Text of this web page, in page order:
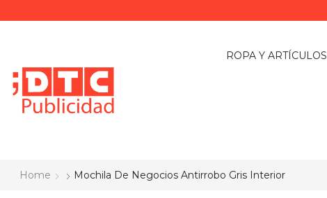
ROPA Y ARTÍCULOS
Home Mochila De Negocios Antirrobo Gris Interior